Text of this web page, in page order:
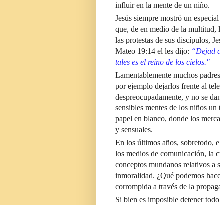
influir en la mente de un niño.
Jesús siempre mostró un
que, de en medio de la multitud,
las protestas de sus discípulos,
Mateo 19:14 el les dijo: “Dejad
tales es el reino de los cielos."
Lamentablemente muchos
por ejemplo dejarlos frente al
despreocupadamente, y no se
sensibles mentes de los niños
papel en blanco, donde los
y sensuales.
En los últimos años, sobretodo,
los medios de comunicación, la
conceptos mundanos relativos
inmoralidad. ¿Qué podemos
corrompida a través de la
Si bien es imposible detener